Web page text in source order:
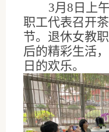
3月 8 日上
职工代表召开
节。退休女教
后的精彩生活
日的欢乐。